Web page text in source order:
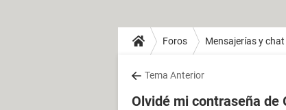
Foros Mensajerías y chat
Tema Anterior
Olvidé mi contraseña de